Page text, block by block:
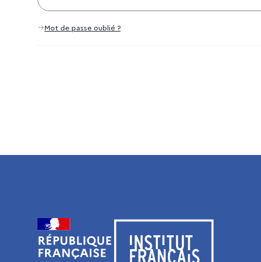
Mot de passe oublié ?
Visiter le site de l’Institut français